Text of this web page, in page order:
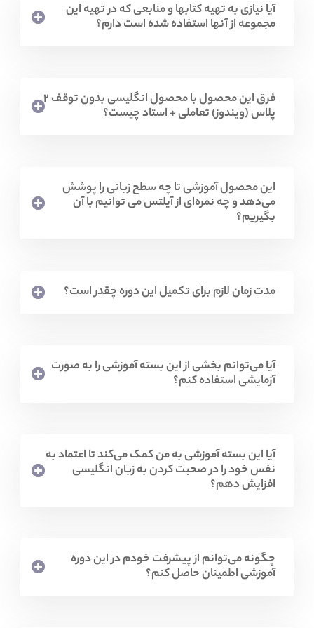
آیا نیازی به تهیه کتابها و منابعی که در تهیه این
مجموعه از آنها استفاده شده است دارم؟
فرق این محصول با محصول انگلیسی بدون توقف 2
پلاس (ویندوز) تعاملی + استاد چیست؟
این محصول آموزشی تا چه سطح زبانی را پوشش
می‌دهد و چه نمره‌ای از آیلتس می توانیم با آن
بگیریم؟
مدت زمان لازم برای تکمیل این دوره چقدر است؟
آیا می‌توانم بخشی از این بسته آموزشی را به صورت
آزمایشی استفاده کنم؟
آیا این بسته آموزشی به من کمک می‌کند تا اعتماد به
نفس خود را در صحبت کردن به زبان انگلیسی
افزایش دهم؟
چگونه می‌توانم از پیشرفت خودم در این دوره
آموزشی اطمینان حاصل کنم؟